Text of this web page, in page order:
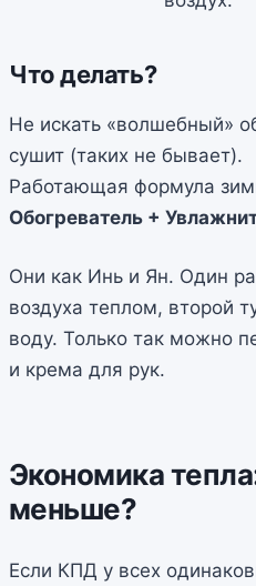
Что делать?
Не искать «волшебный»
сушит (таких не бывает).
Работающая формула
Обогреватель +
Они как Инь и Ян. Один
воздуха теплом, второй
воду. Только так можно
и крема для рук.
Экономика
меньше?
Если КПД у всех